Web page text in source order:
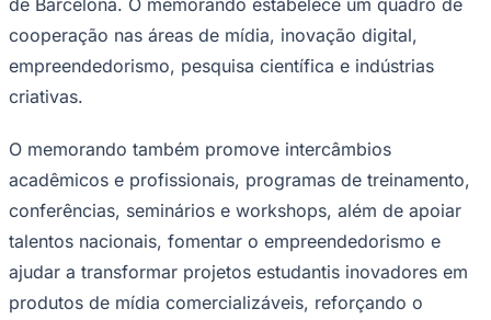
São Paulo
cooperação nas áreas de mídia, inovação digital,
empreendedorismo, pesquisa científica e indústrias
criativas.
O memorando também promove intercâmbios
acadêmicos e profissionais, programas de treinamento,
conferências, seminários e workshops, além de apoiar
talentos nacionais, fomentar o empreendedorismo e
ajudar a transformar projetos estudantis inovadores em
produtos de mídia comercializáveis, reforçando o